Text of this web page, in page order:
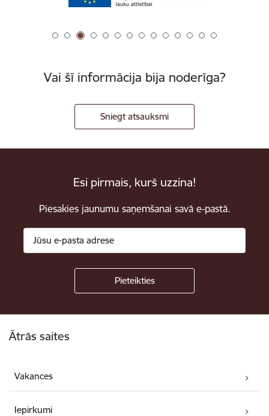
Vai šī informācija bija noderīga?
Sniegt atsauksmi
Esi pirmais, kurš uzzina!
Piesakies jaunumu saņemšanai savā e-pastā.
Ātrās saites
Vakances
Iepirkumi